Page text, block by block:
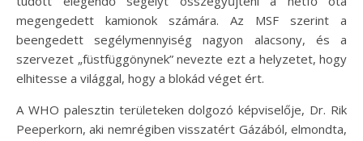
megengedett kamionok számára. Az MSF szerint a
beengedett segélymennyiség nagyon alacsony, és a
szervezet „füstfüggönynek” nevezte ezt a helyzetet, hogy
elhitesse a világgal, hogy a blokád véget ért.
A WHO palesztin területeken dolgozó képviselője, Dr. Rik
Peeperkorn, aki nemrégiben visszatért Gázából, elmondta,